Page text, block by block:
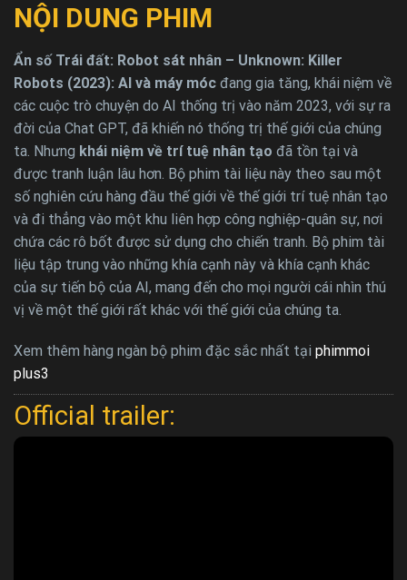
NỘI DUNG PHIM
Ẩn số Trái đất: Robot sát nhân – Unknown: Killer
Robots (2023): AI và máy móc đang gia tăng, khái niệm về
các cuộc trò chuyện do AI thống trị vào năm 2023, với sự ra
đời của Chat GPT, đã khiến nó thống trị thế giới của chúng
ta. Nhưng khái niệm về trí tuệ nhân tạo đã tồn tại và
được tranh luận lâu hơn. Bộ phim tài liệu này theo sau một
số nghiên cứu hàng đầu thế giới về thế giới trí tuệ nhân tạo
và đi thẳng vào một khu liên hợp công nghiệp-quân sự, nơi
chứa các rô bốt được sử dụng cho chiến tranh. Bộ phim tài
liệu tập trung vào những khía cạnh này và khía cạnh khác
của sự tiến bộ của AI, mang đến cho mọi người cái nhìn thú
vị về một thế giới rất khác với thế giới của chúng ta.
Xem thêm hàng ngàn bộ phim đặc sắc nhất tại phimmoi
plus3
Official trailer: